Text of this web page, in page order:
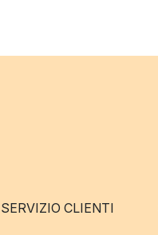
SERVIZIO CLIENTI